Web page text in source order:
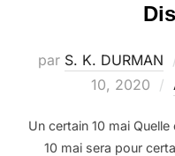
par S. K. DURMAN
10, 2020
Un certain 10 mai
10 mai sera pour